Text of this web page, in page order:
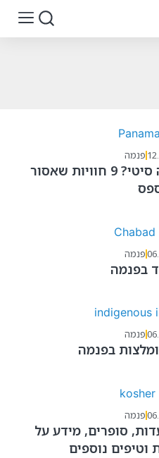
פנמה
מה כדאי לעשות בפנמה סיטי? 9 חוויות שאסור
פנמה
בפנמה
פנמה
פנמה
סופרים, מידע על
וטיפים נוספים